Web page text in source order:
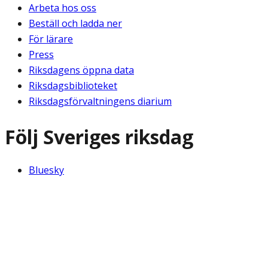
Arbeta hos oss
Beställ och ladda ner
För lärare
Press
Riksdagens öppna data
Riksdagsbiblioteket
Riksdagsförvaltningens diarium
Följ Sveriges riksdag
Bluesky